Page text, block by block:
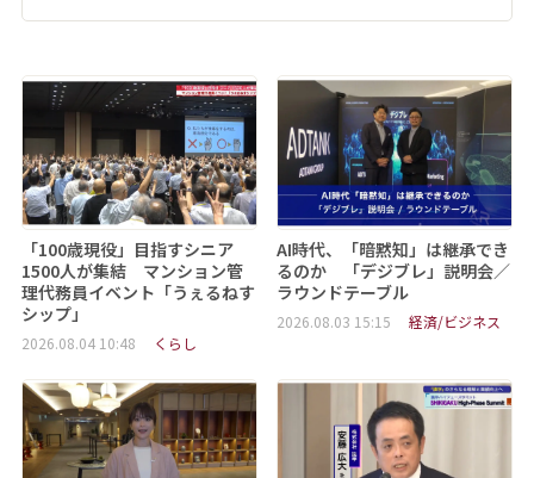
「100歳現役」目指すシニア
1500人が集結 マンション管
理代務員イベント「うぇるねす
シップ」
2026.08.04 10:48 くらし
AI時代、「暗黙知」は継承でき
るのか 「デジブレ」説明会／
ラウンドテーブル
2026.08.03 15:15 経済/ビジネス